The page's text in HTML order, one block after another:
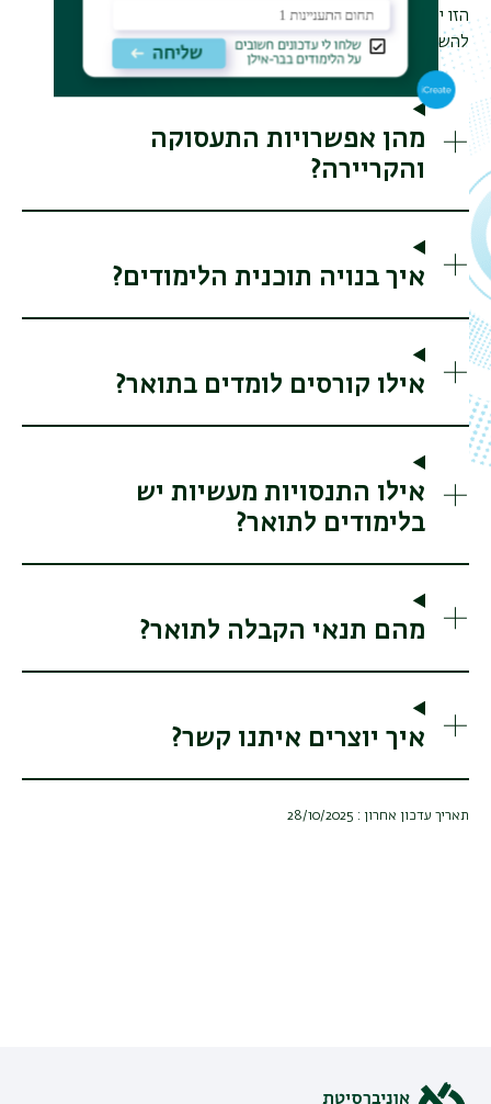
הזו יכולה להיות הצעד הבא שלך. שים לב: ייתכן שתידרש
להשלמות בפסיכולוגיה טרם תחילת הלימודים.
מהן אפשרויות התעסוקה
והקריירה?
איך בנויה תוכנית הלימודים?
אילו קורסים לומדים בתואר?
אילו התנסויות מעשיות יש
בלימודים לתואר?
מהם תנאי הקבלה לתואר?
איך יוצרים איתנו קשר?
תאריך עדכון אחרון : 28/10/2025